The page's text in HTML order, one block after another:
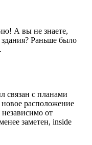
А вы не знаете,
Раньше было
связан с планами
расположение
независимо от
заметен, inside